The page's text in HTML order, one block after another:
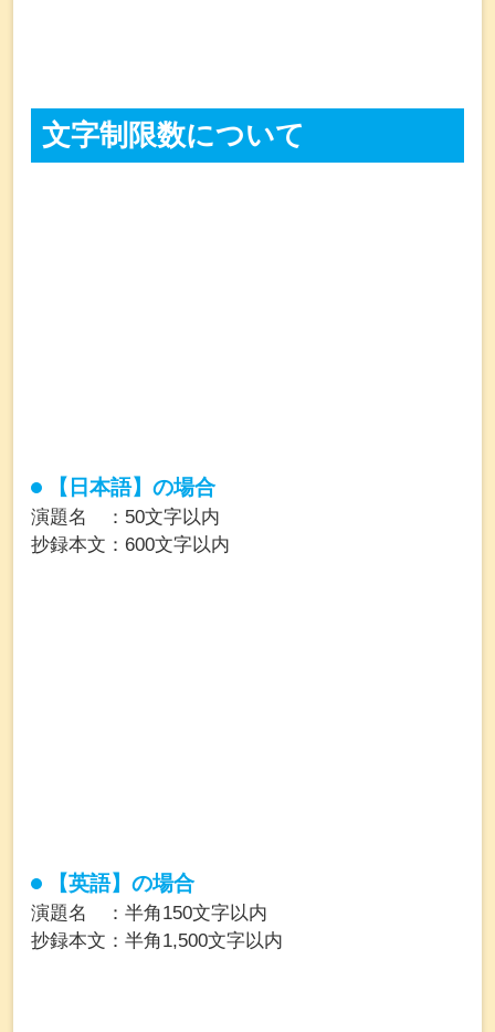
文字制限数について
【日本語】の場合
演題名 ：50文字以内
抄録本文：600文字以内
【英語】の場合
演題名 ：半角150文字以内
抄録本文：半角1,500文字以内